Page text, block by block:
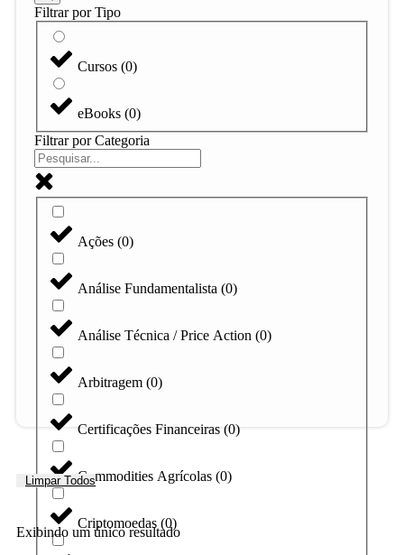
Filtrar por Tipo
Cursos (0)
eBooks (0)
Filtrar por Categoria
Ações (0)
Análise Fundamentalista (0)
Análise Técnica / Price Action (0)
Arbitragem (0)
Certificações Financeiras (0)
Commodities Agrícolas (0)
Criptomoedas (0)
Limpar Todos
Exibindo um único resultado